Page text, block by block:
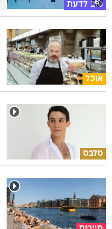
טוב לדעת
אוכל
סלבס